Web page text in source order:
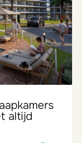
altijd